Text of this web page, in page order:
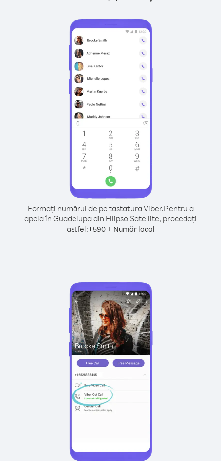
Formați numărul de pe tastatura Viber.Pentru a
apela în Guadelupa din Ellipso Satellite, procedați
astfel:+590+ Număr local